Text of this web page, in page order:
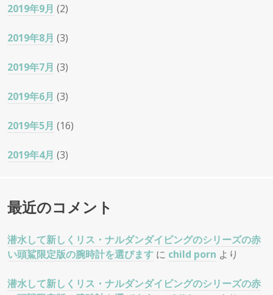
2019年9月 (2)
2019年8月 (3)
2019年7月 (3)
2019年6月 (3)
2019年5月 (16)
2019年4月 (3)
最近のコメント
潜水して新しくリス・ナルダンダイビングのシリーズの赤
い頭鯊限定版の腕時計を選びます に child porn より
潜水して新しくリス・ナルダンダイビングのシリーズの赤